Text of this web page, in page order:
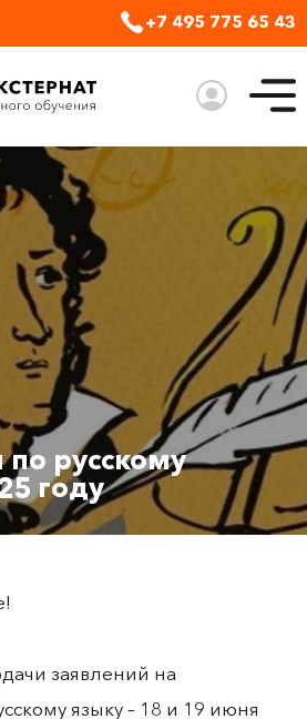
+7 495 775 65 43
русскому
году
заявлений на
языку – 18 и 19 июня